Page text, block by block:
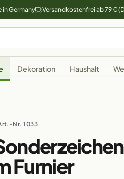
in Germany Versandkostenfrei ab 79 €
Dekoration Haushalt
Nr. 1033
Furnier